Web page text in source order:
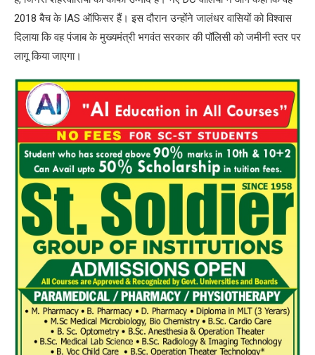
2018 बैच के IAS ऑफिसर हैं। इस दौरान उन्होंने जालंधर वासियों को विश्वास
दिलाया कि वह पंजाब के मुख्यमंत्री भगवंत सरकार की पॉलिसी को जमीनी स्तर पर
लागू किया जाएगा।